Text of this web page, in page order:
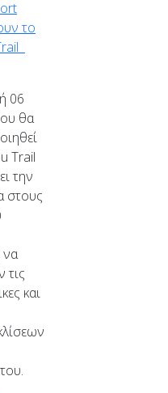
06
θα
Trail
την
στους
να
τις
και